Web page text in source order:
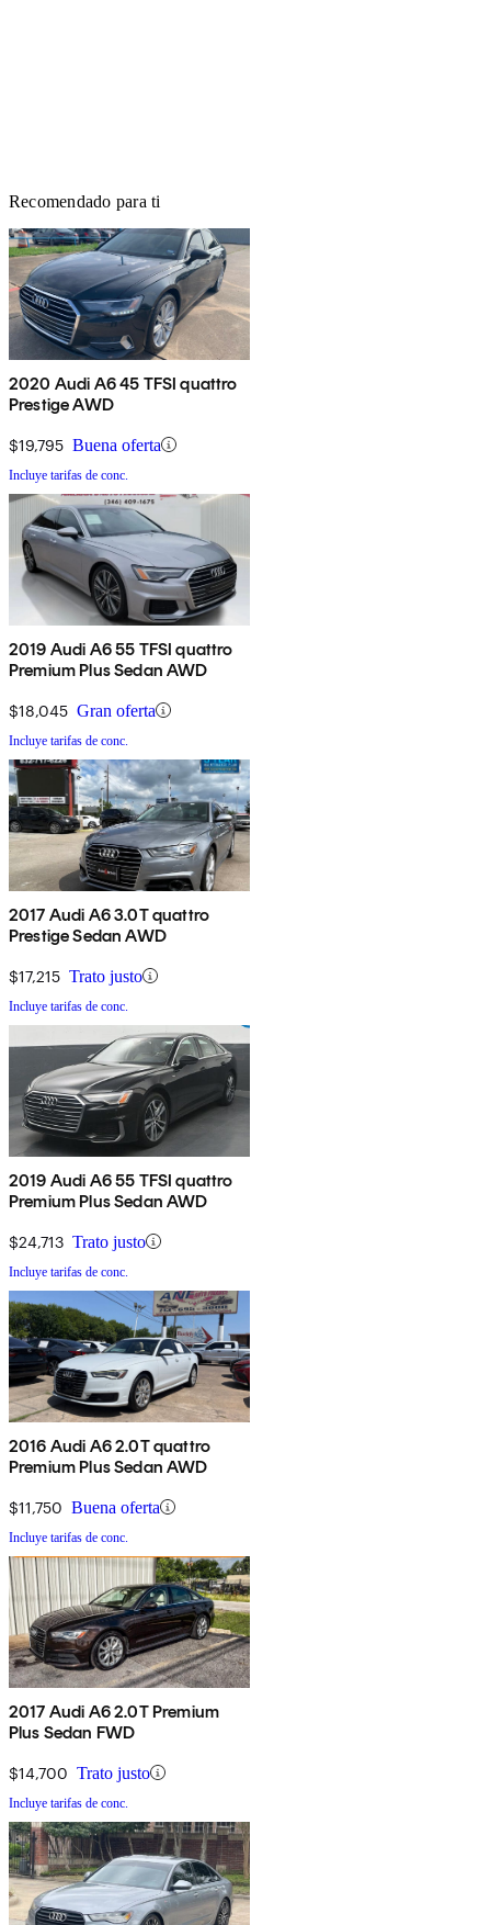
Recomendado para ti
2020 Audi A6 45 TFSI quattro
Prestige AWD
$19,795 Buena oferta
Incluye tarifas de conc.
2019 Audi A6 55 TFSI quattro
Premium Plus Sedan AWD
$18,045 Gran oferta
Incluye tarifas de conc.
2017 Audi A6 3.0T quattro
Prestige Sedan AWD
$17,215 Trato justo
Incluye tarifas de conc.
2019 Audi A6 55 TFSI quattro
Premium Plus Sedan AWD
$24,713 Trato justo
Incluye tarifas de conc.
2016 Audi A6 2.0T quattro
Premium Plus Sedan AWD
$11,750 Buena oferta
Incluye tarifas de conc.
2017 Audi A6 2.0T Premium
Plus Sedan FWD
$14,700 Trato justo
Incluye tarifas de conc.